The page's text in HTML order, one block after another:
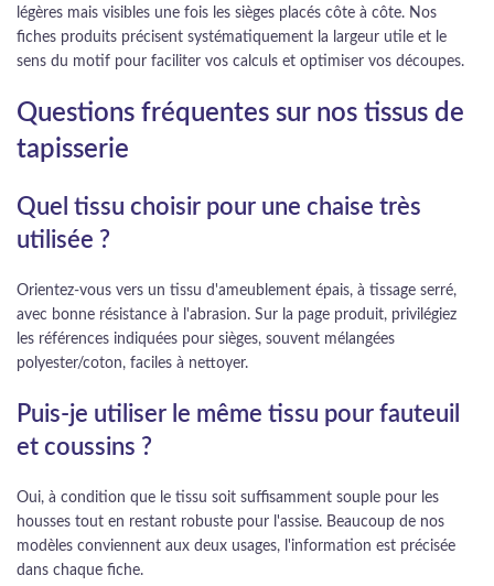
légères mais visibles une fois les sièges placés côte à côte. Nos
fiches produits précisent systématiquement la largeur utile et le
sens du motif pour faciliter vos calculs et optimiser vos découpes.
Questions fréquentes sur nos tissus de
tapisserie
Quel tissu choisir pour une chaise très
utilisée ?
Orientez-vous vers un tissu d'ameublement épais, à tissage serré,
avec bonne résistance à l'abrasion. Sur la page produit, privilégiez
les références indiquées pour sièges, souvent mélangées
polyester/coton, faciles à nettoyer.
Puis-je utiliser le même tissu pour fauteuil
et coussins ?
Oui, à condition que le tissu soit suffisamment souple pour les
housses tout en restant robuste pour l'assise. Beaucoup de nos
modèles conviennent aux deux usages, l'information est précisée
dans chaque fiche.